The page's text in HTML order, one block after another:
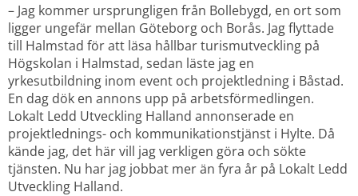
– Jag kommer ursprungligen från Bollebygd, en ort som
ligger ungefär mellan Göteborg och Borås. Jag flyttade
till Halmstad för att läsa hållbar turismutveckling på
Högskolan i Halmstad, sedan läste jag en
yrkesutbildning inom event och projektledning i Båstad.
En dag dök en annons upp på arbetsförmedlingen.
Lokalt Ledd Utveckling Halland annonserade en
projektlednings- och kommunikationstjänst i Hylte. Då
kände jag, det här vill jag verkligen göra och sökte
tjänsten. Nu har jag jobbat mer än fyra år på Lokalt Ledd
Utveckling Halland.